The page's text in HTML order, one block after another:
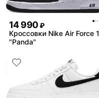
14 990 ₽
Кроссовки Nike Air Force 1
"Panda"